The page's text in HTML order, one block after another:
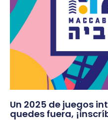
Un 2025 de juegos
quedes fuera,